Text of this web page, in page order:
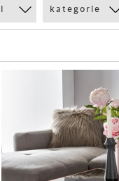
kategorie